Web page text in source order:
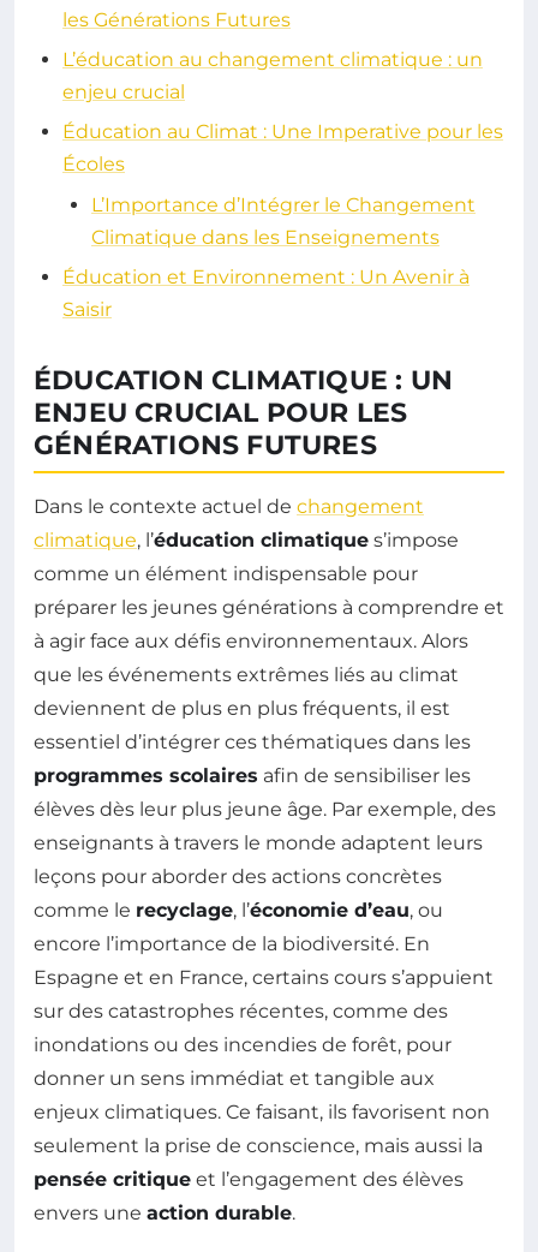
les Générations Futures
L’éducation au changement climatique : un
enjeu crucial
Éducation au Climat : Une Imperative pour les
Écoles
L’Importance d’Intégrer le Changement
Climatique dans les Enseignements
Éducation et Environnement : Un Avenir à
Saisir
ÉDUCATION CLIMATIQUE : UN
ENJEU CRUCIAL POUR LES
GÉNÉRATIONS FUTURES
Dans le contexte actuel de changement
climatique, l’éducation climatique s’impose
comme un élément indispensable pour
préparer les jeunes générations à comprendre et
à agir face aux défis environnementaux. Alors
que les événements extrêmes liés au climat
deviennent de plus en plus fréquents, il est
essentiel d’intégrer ces thématiques dans les
programmes scolaires afin de sensibiliser les
élèves dès leur plus jeune âge. Par exemple, des
enseignants à travers le monde adaptent leurs
leçons pour aborder des actions concrètes
comme le recyclage, l’économie d’eau, ou
encore l’importance de la biodiversité. En
Espagne et en France, certains cours s’appuient
sur des catastrophes récentes, comme des
inondations ou des incendies de forêt, pour
donner un sens immédiat et tangible aux
enjeux climatiques. Ce faisant, ils favorisent non
seulement la prise de conscience, mais aussi la
pensée critique et l’engagement des élèves
envers une action durable.